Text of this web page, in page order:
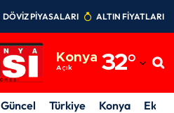
DÖVİZ PİYASALARI ALTIN FİYATLARI
Konya
Açık 32°
Adıyaman
Afyonkarahisar
Güncel Türkiye Konya